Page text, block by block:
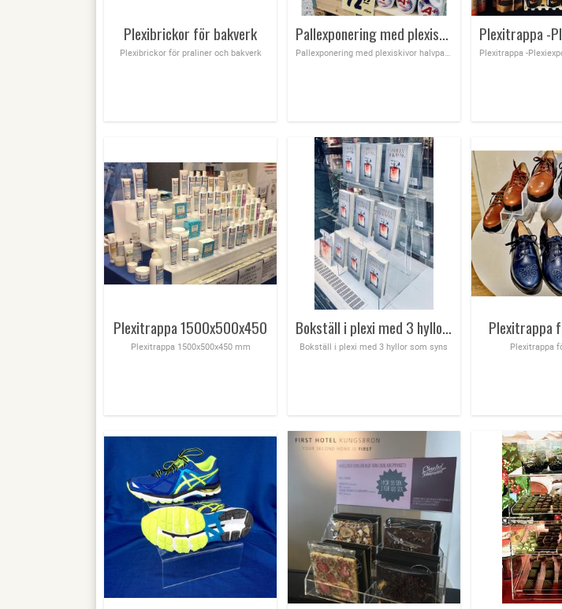
Plexibrickor för bakverk
Plexibrickor för praliner och bakverk
Pallexponering med plexiskivor
Plexitrappa 1500x500x450
Plexitrappa 1500x500x450 mm
Bokställ i plexi med 3 hyllor som syns
Bokställ i plexi med 3 hyllor som syns
Plexitrappa
Plexitrappa